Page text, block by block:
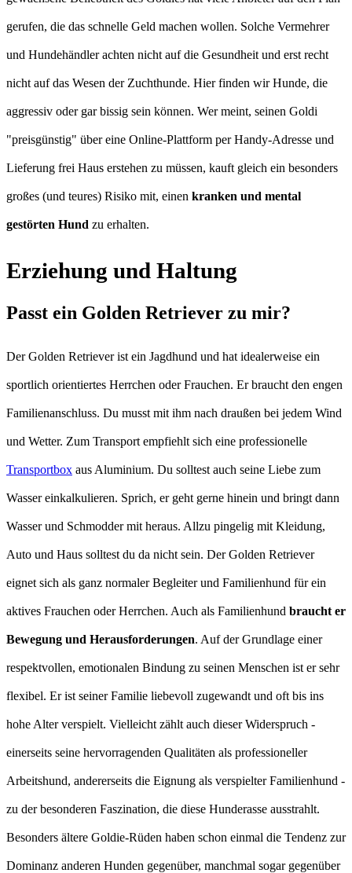
gerufen, die das schnelle Geld machen wollen. Solche Vermehrer
und Hundehändler achten nicht auf die Gesundheit und erst recht
nicht auf das Wesen der Zuchthunde. Hier finden wir Hunde, die
aggressiv oder gar bissig sein können. Wer meint, seinen Goldi
"preisgünstig" über eine Online-Plattform per Handy-Adresse und
Lieferung frei Haus erstehen zu müssen, kauft gleich ein besonders
großes (und teures) Risiko mit, einen kranken und mental
gestörten Hund zu erhalten.
Erziehung und Haltung
Passt ein Golden Retriever zu mir?
Der Golden Retriever ist ein Jagdhund und hat idealerweise ein
sportlich orientiertes Herrchen oder Frauchen. Er braucht den engen
Familienanschluss. Du musst mit ihm nach draußen bei jedem Wind
und Wetter. Zum Transport empfiehlt sich eine professionelle
Transportbox aus Aluminium. Du solltest auch seine Liebe zum
Wasser einkalkulieren. Sprich, er geht gerne hinein und bringt dann
Wasser und Schmodder mit heraus. Allzu pingelig mit Kleidung,
Auto und Haus solltest du da nicht sein. Der Golden Retriever
eignet sich als ganz normaler Begleiter und Familienhund für ein
aktives Frauchen oder Herrchen. Auch als Familienhund braucht er
Bewegung und Herausforderungen. Auf der Grundlage einer
respektvollen, emotionalen Bindung zu seinen Menschen ist er sehr
flexibel. Er ist seiner Familie liebevoll zugewandt und oft bis ins
hohe Alter verspielt. Vielleicht zählt auch dieser Widerspruch -
einerseits seine hervorragenden Qualitäten als professioneller
Arbeitshund, andererseits die Eignung als verspielter Familienhund -
zu der besonderen Faszination, die diese Hunderasse ausstrahlt.
Besonders ältere Goldie-Rüden haben schon einmal die Tendenz zur
Dominanz anderen Hunden gegenüber, manchmal sogar gegenüber